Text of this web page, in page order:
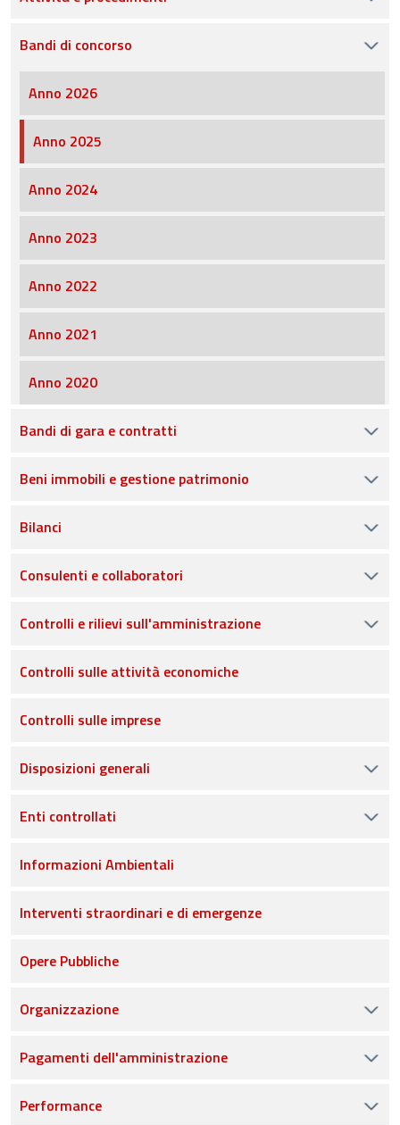
Bandi di concorso
Anno 2026
Anno 2025
Anno 2024
Anno 2023
Anno 2022
Anno 2021
Anno 2020
Bandi di gara e contratti
Beni immobili e gestione patrimonio
Bilanci
Consulenti e collaboratori
Controlli e rilievi sull'amministrazione
Controlli sulle attività economiche
Controlli sulle imprese
Disposizioni generali
Enti controllati
Informazioni Ambientali
Interventi straordinari e di emergenze
Opere Pubbliche
Organizzazione
Pagamenti dell'amministrazione
Performance